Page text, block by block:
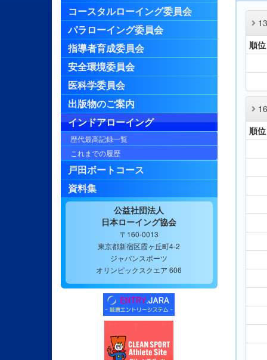
コースタルローイング委員会
パラローイング委員会
指導者育成委員会
安全環境委員会
医科学委員会
出版物のご案内
インドアローイング
歴代最高記録一覧
これまでの履歴
戸田ボートコース
資料集
公益社団法人
日本ローイング協会
〒160-0013
東京都新宿区霞ヶ丘町4-2
ジャパンスポーツ
オリンピックスクエア 606
順位
順位